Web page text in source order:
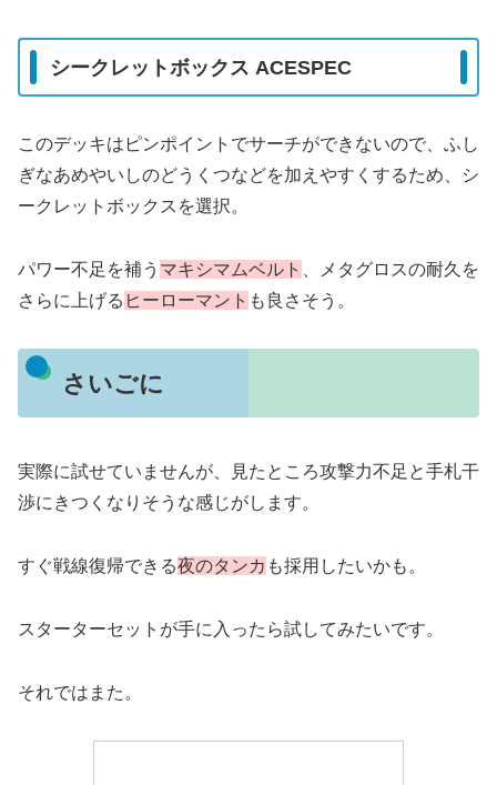
シークレットボックス ACESPEC
このデッキはピンポイントでサーチができないので、ふし
ぎなあめやいしのどうくつなどを加えやすくするため、シ
ークレットボックスを選択。
パワー不足を補う マキシマムベルト
、メタグロスの耐久を
さらに上げる ヒーローマント も良さそう。
さいごに
実際に試せていませんが、見たところ攻撃力不足と手札干
渉にきつくなりそうな感じがします。
すぐ戦線復帰できる夜のタンカ も採用したいかも。
スターターセットが手に入ったら試してみたいです。
それではまた。